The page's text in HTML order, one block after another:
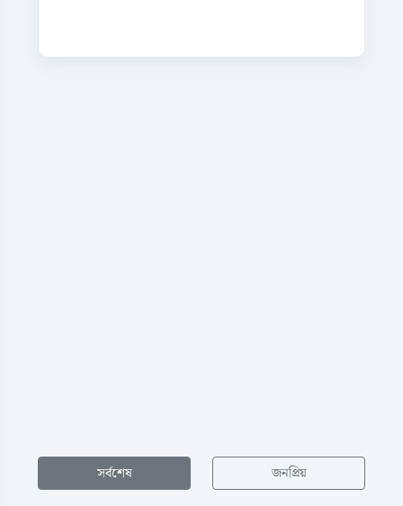
সর্বশেষ জনপ্রিয়